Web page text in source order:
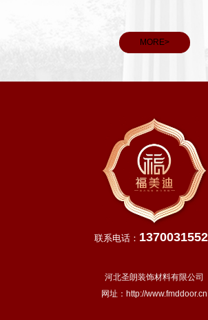
沛，除青藏高原等高寒地区外，越冬作物
MORE>
联系电话：
河北圣朗装饰材料有限公司
网址： http://www.fmddoor.cn